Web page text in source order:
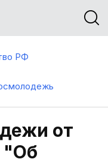
РФ
от
"Об